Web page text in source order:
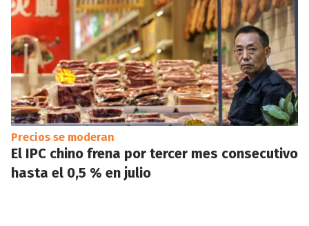
Precios se moderan
El IPC chino frena por tercer mes consecutivo
hasta el 0,5 % en julio